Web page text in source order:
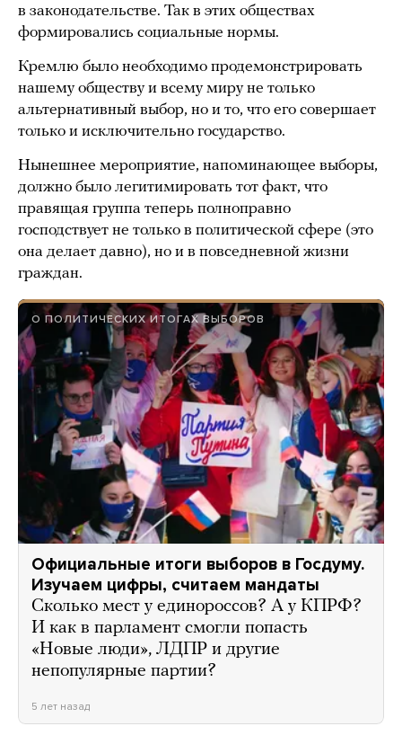
в законодательстве. Так в этих обществах
формировались социальные нормы.
Кремлю было необходимо продемонстрировать
нашему обществу и всему миру не только
альтернативный выбор, но и то, что его совершает
только и исключительно государство.
Нынешнее мероприятие, напоминающее выборы,
должно было легитимировать тот факт, что
правящая группа теперь полноправно
господствует не только в политической сфере (это
она делает давно), но и в повседневной жизни
граждан.
О ПОЛИТИЧЕСКИХ ИТОГАХ ВЫБОРОВ
Официальные итоги выборов в Госдуму.
Изучаем цифры, считаем мандаты
Сколько мест у единороссов? А у КПРФ?
И как в парламент смогли попасть
«Новые люди», ЛДПР и другие
непопулярные партии?
5 лет назад